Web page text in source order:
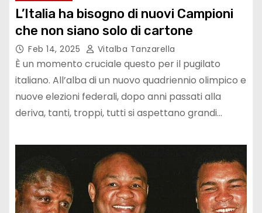
L’Italia ha bisogno di nuovi Campioni
che non siano solo di cartone
Feb 14, 2025 Vitalba Tanzarella
È un momento cruciale questo per il pugilato
italiano. All’alba di un nuovo quadriennio olimpico e
nuove elezioni federali, dopo anni passati alla
deriva, tanti, troppi, tutti si aspettano grandi…